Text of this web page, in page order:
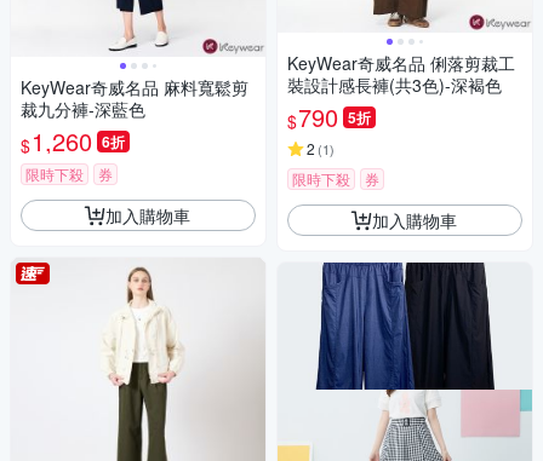
KeyWear奇威名品 麻料寬鬆剪
裁九分褲-深藍色
$1,260 6折
限時下殺 券
加入購物車
KeyWear奇威名品 俐落剪裁工
裝設計感長褲(共3色)-深褐色
$790 5折
2 (1)
限時下殺 券
加入購物車